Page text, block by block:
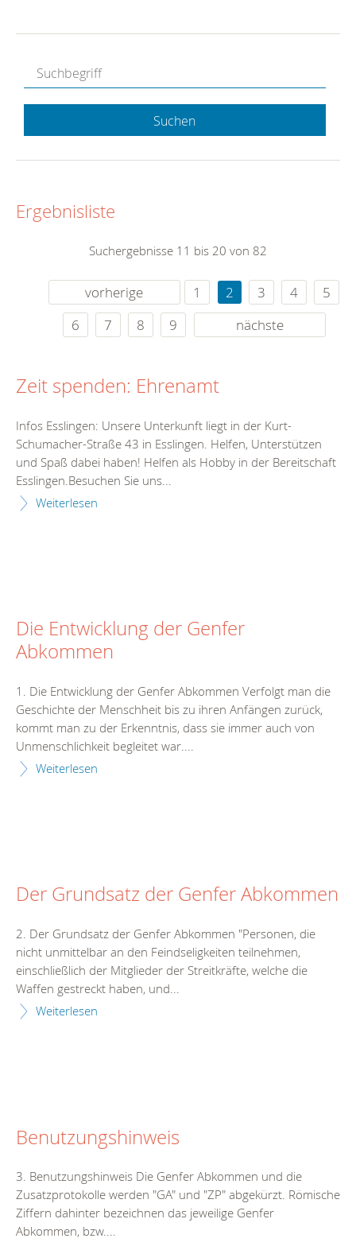
Suchen
Ergebnisliste
Suchergebnisse 11 bis 20 von 82
vorherige 1 2 3 4
5
6
7 8 9 nächste
Zeit spenden: Ehrenamt
Infos Esslingen: Unsere Unterkunft liegt in der Kurt-
Schumacher-Straße 43 in Esslingen. Helfen, Unterstützen
und Spaß dabei haben! Helfen als Hobby in der Bereitschaft
Esslingen.Besuchen Sie uns...
Weiterlesen
Die Entwicklung der Genfer
Abkommen
1. Die Entwicklung der Genfer Abkommen Verfolgt man die
Geschichte der Menschheit bis zu ihren Anfängen zurück,
kommt man zu der Erkenntnis, dass sie immer auch von
Unmenschlichkeit begleitet war....
Weiterlesen
Der Grundsatz der Genfer Abkommen
2. Der Grundsatz der Genfer Abkommen "Personen, die
nicht unmittelbar an den Feindseligkeiten teilnehmen,
einschließlich der Mitglieder der Streitkräfte, welche die
Waffen gestreckt haben, und...
Weiterlesen
Benutzungshinweis
3. Benutzungshinweis Die Genfer Abkommen und die
Zusatzprotokolle werden "GA" und "ZP" abgekürzt. Römische
Ziffern dahinter bezeichnen das jeweilige Genfer
Abkommen, bzw....